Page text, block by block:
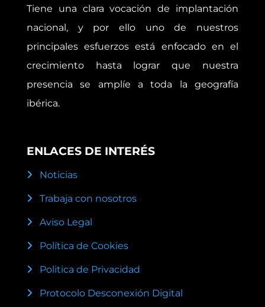
Tiene una clara vocación de implantación
nacional, y por ello uno de nuestros
principales esfuerzos está enfocado en el
crecimiento hasta lograr que nuestra
presencia se amplíe a toda la geografía
ibérica.
ENLACES DE INTERÉS
Noticias
Trabaja con nosotros
Aviso Legal
Política de Cookies
Politica de Privacidad
Protocolo Desconexión Digital